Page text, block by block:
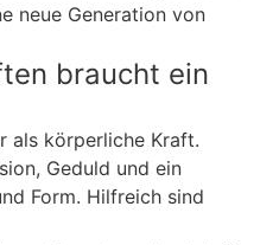
neue Generation von
braucht ein
als körperliche Kraft.
Geduld und ein
Form. Hilfreich sind